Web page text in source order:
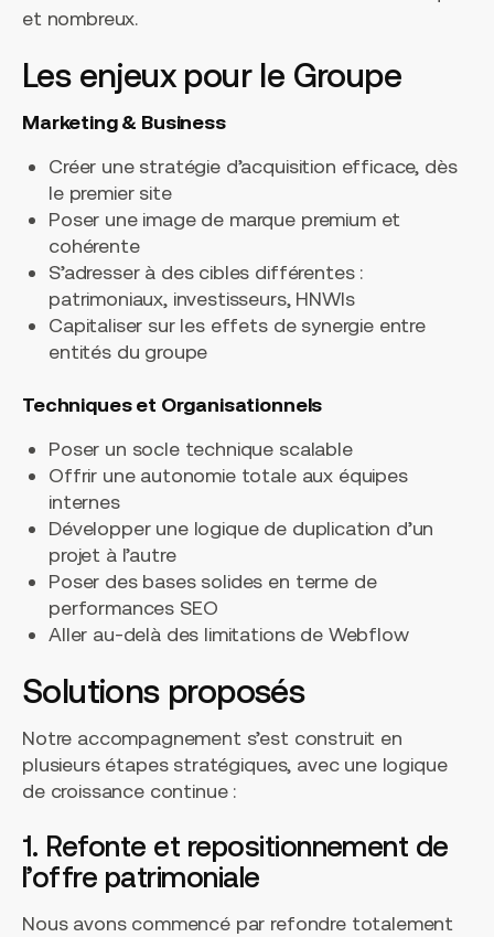
et nombreux.
Les enjeux pour le Groupe
Marketing & Business
Créer une stratégie d’acquisition efficace, dès
le premier site
Poser une image de marque premium et
cohérente
S’adresser à des cibles différentes :
patrimoniaux, investisseurs, HNWIs
Capitaliser sur les effets de synergie entre
entités du groupe
Techniques et Organisationnels
Poser un socle technique scalable
Offrir une autonomie totale aux équipes
internes
Développer une logique de duplication d’un
projet à l’autre
Poser des bases solides en terme de
performances SEO
Aller au-delà des limitations de Webflow
Solutions proposés
Notre accompagnement s’est construit en
plusieurs étapes stratégiques, avec une logique
de croissance continue :
1. Refonte et repositionnement de
l’offre patrimoniale
Nous avons commencé par refondre totalement